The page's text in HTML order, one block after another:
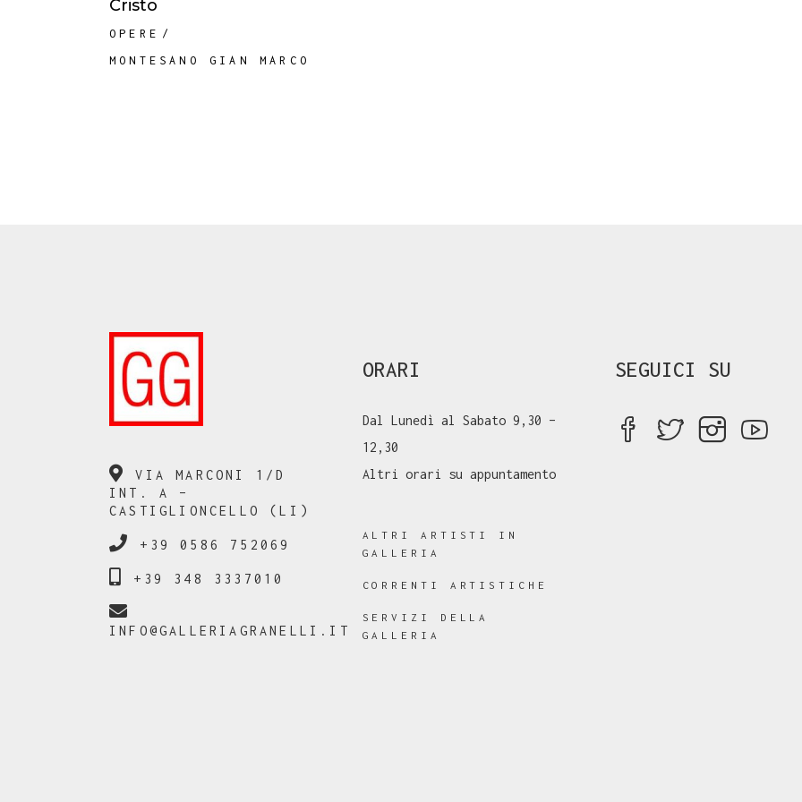
Cristo
OPERE
MONTESANO GIAN MARCO
VIA MARCONI 1/D
INT. A –
CASTIGLIONCELLO (LI)
+39 0586 752069
+39 348 3337010
INFO@GALLERIAGRANELLI.IT
ORARI
Dal Lunedì al Sabato 9,30 –
12,30
Altri orari su appuntamento
ALTRI ARTISTI IN
GALLERIA
CORRENTI ARTISTICHE
SERVIZI DELLA
GALLERIA
SEGUICI SU